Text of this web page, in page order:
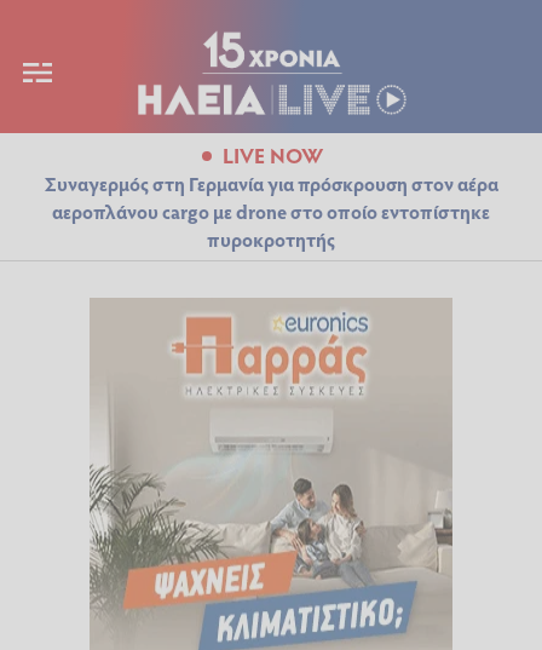
LIVE NOW
Συναγερμός στη Γερμανία για πρόσκρουση στον αέρα
αεροπλάνου cargo με drone στο οποίο εντοπίστηκε
πυροκροτητής